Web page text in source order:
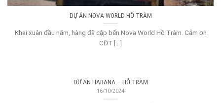
DỰ ÁN NOVA WORLD HỒ TRÀM
Khai xuân đầu năm, hàng đã cập bến Nova World Hồ Tràm. Cảm ơn
CĐT [...]
DỰ ÁN HABANA – HỒ TRÀM
16/10/2024